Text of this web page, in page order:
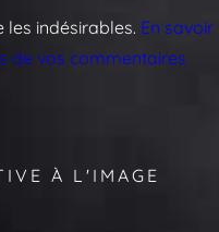
les indésirables. En savoir
de vos commentaires
À L'IMAGE